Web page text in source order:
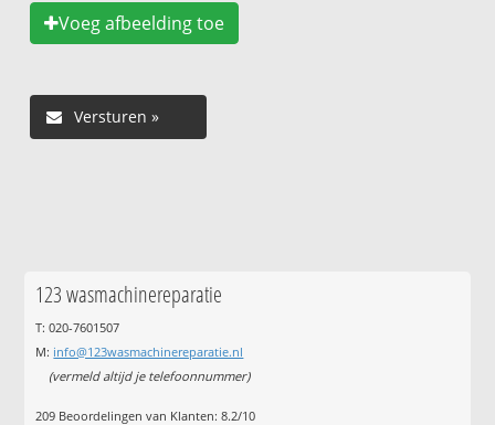
Voeg afbeelding toe
123 wasmachinereparatie
T: 020-7601507
M: info@123wasmachinereparatie.nl
(vermeld altijd je telefoonnummer)
209 Beoordelingen van Klanten:8.2/10